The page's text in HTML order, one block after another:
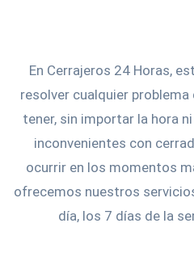
En Cerrajeros 24 Horas,
resolver cualquier
tener, sin importar la hora
inconvenientes con
ocurrir en los momentos
ofrecemos nuestros
día, los 7 días de la